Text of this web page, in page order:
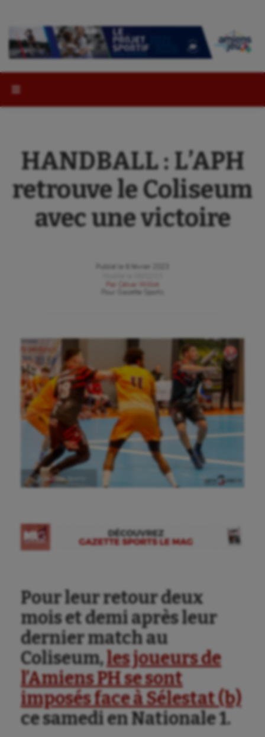
HANDBALL : L’APH
retrouve le Coliseum
avec une victoire
Publié le
6 février 2023
Par
César Willot
Gazette Sports
Ⓒ Gazette Sports
Pour leur retour deux
mois et demi après leur
dernier match au
Coliseum, les joueurs de
l’Amiens PH se sont
imposés face à Sélestat (b)
ce samedi en Nationale 1.